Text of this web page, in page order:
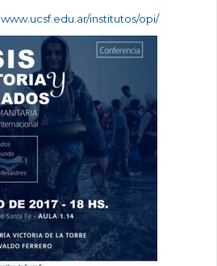
www.ucsf.edu.ar/institutos/opi/